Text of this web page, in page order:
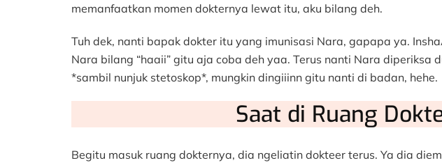
memanfaatkan momen dokternya lewat itu, aku bilang deh.
Tuh dek, nanti bapak dokter itu yang imunisasi Nara, gapapa ya.
Nara bilang “haaii” gitu aja coba deh yaa. Terus nanti Nara diperiksa
*sambil nunjuk stetoskop*, mungkin dingiiinn gitu nanti di badan, hehe.
Saat di Ruang
Begitu masuk ruang dokternya, dia ngeliatin dokteer terus. Ya dia